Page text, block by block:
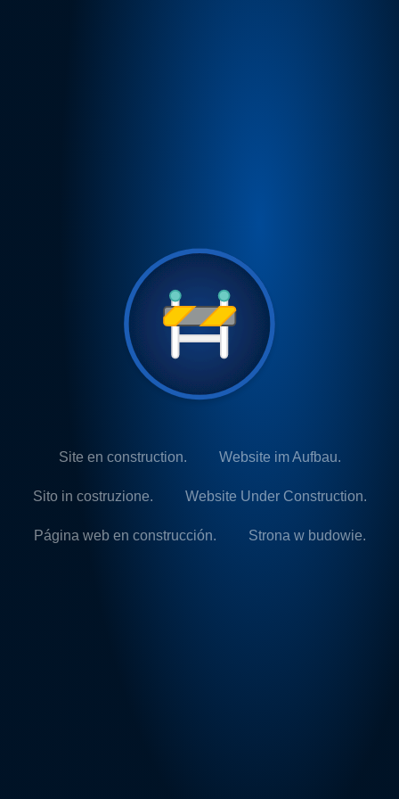
Site en construction. Website im Aufbau.
Sito in costruzione. Website Under Construction.
Página web en construcción. Strona w budowie.